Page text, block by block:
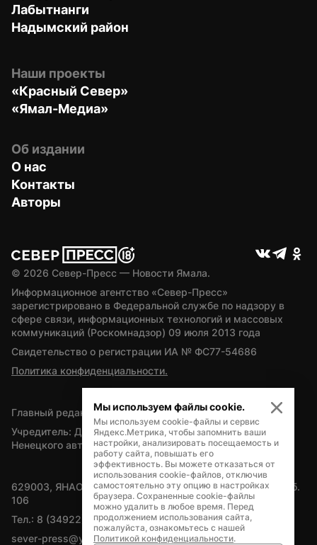
Лабытнанги
Надымский район
Наши проекты
«Красный Север»
«Ямал-Медиа»
Об издании
О нас
Контакты
Авторы
© 2026 Север-Пресс — Новости Ямала.
Информационное агентство «Север-Пресс»
зарегистрировано в Федеральной службе по надзору в
сфере связи, информационных технологий и массовых
коммуникаций (Роскомнадзор) 09 июля 2013 года
Свидетельство о регистрации ИА № ФС77-54686
Политика конфиденциальности.
Главный редактор — А.Л. Поздеев
Учредитель: Департамент внутренней политики Ямало-
Ненецкого автономного округа
629003, ЯНАО, Салехард, мкр. Богдана Кнунянца, д.1, каб.
106
Тел.: 8 (34922) 71262
sever-press@yamal-media.ru
Мы используем файлы cookie.
Мы используем cookie-файлы и сервис
Яндекс.Метрика, чтобы запомнить ваши
настройки, анализировать посещаемость и
работу сайта, повышать его
эффективность. Вы можете отказаться от
использования cookie-файлов, отключив
самостоятельно эту опцию в настройках
браузера. Сохраненные cookie-файлы
можно удалить в любое время. Перед
продолжением использования сайта,
пожалуйста, ознакомьтесь с нашей
Политикой конфиденциальности.